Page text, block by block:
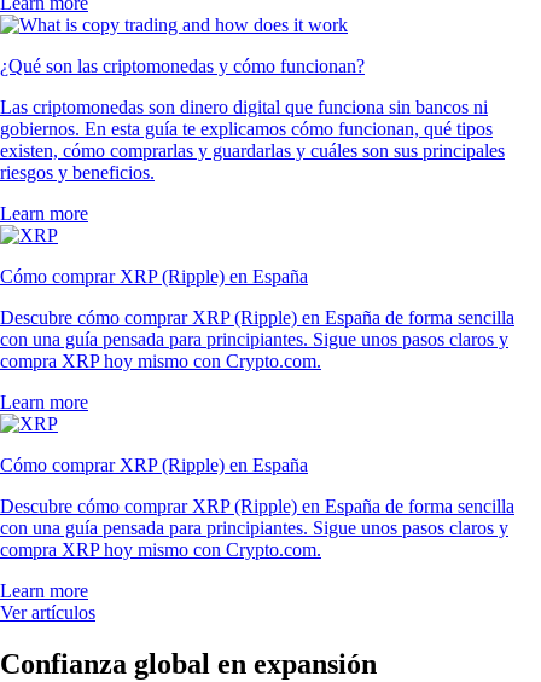
¿Qué son las criptomonedas y cómo funcionan?
Las criptomonedas son dinero digital que funciona sin bancos ni
gobiernos. En esta guía te explicamos cómo funcionan, qué tipos
existen, cómo comprarlas y guardarlas y cuáles son sus principales
riesgos y beneficios.
Learn more
Cómo comprar XRP (Ripple) en España
Descubre cómo comprar XRP (Ripple) en España de forma sencilla
con una guía pensada para principiantes. Sigue unos pasos claros y
compra XRP hoy mismo con Crypto.com.
Learn more
Cómo comprar XRP (Ripple) en España
Descubre cómo comprar XRP (Ripple) en España de forma sencilla
con una guía pensada para principiantes. Sigue unos pasos claros y
compra XRP hoy mismo con Crypto.com.
Learn more
Ver artículos
Confianza global en expansión